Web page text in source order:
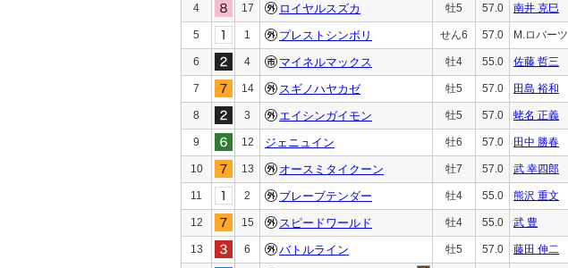
4 17 ロイヤルスズカ 牡5 57.0 南井 克巳
5 1 プレストシンボリ せん6 57.0 M.ロバーツ
6 4 マイネルマックス 牡4 55.0 佐藤 哲三
7 14 スギノハヤカゼ 牡5 57.0 田島 裕和
8 3 エイシンガイモン 牡5 57.0 蛯名 正義
9 12 ジェニュイン 牡6 57.0 田中 勝春
10 13 オースミタイクーン 牡7 57.0 武 幸四郎
11 2 ブレーブテンダー 牡4 55.0 熊沢 重文
12 15 スピードワールド 牡4 55.0 武 豊
13 6 バトルライン 牡5 57.0 藤田 伸二